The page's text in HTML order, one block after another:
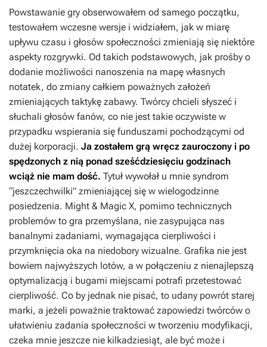
Powstawanie gry obserwowałem od samego początku,
testowałem wczesne wersje i widziałem, jak w miarę
upływu czasu i głosów społeczności zmieniają się niektóre
aspekty rozgrywki. Od takich podstawowych, jak prośby o
dodanie możliwości nanoszenia na mapę własnych
notatek, do zmiany całkiem poważnych założeń
zmieniających taktykę zabawy. Twórcy chcieli słyszeć i
słuchali głosów fanów, co nie jest takie oczywiste w
przypadku wspierania się funduszami pochodzącymi od
dużej korporacji. Ja zostałem grą wręcz zauroczony i po
spędzonych z nią ponad sześćdziesięciu godzinach
wciąż nie mam dość. Tytuł wywołał u mnie syndrom
“jeszczechwilki” zmieniającej się w wielogodzinne
posiedzenia. Might & Magic X, pomimo technicznych
problemów to gra przemyślana, nie zasypująca nas
banalnymi zadaniami, wymagająca cierpliwości i
przymknięcia oka na niedobory wizualne. Grafika nie jest
bowiem najwyższych lotów, a w połączeniu z nienajlepszą
optymalizacją i bugami miejscami potrafi przetestować
cierpliwość. Co by jednak nie pisać, to udany powrót starej
marki, a jeżeli poważnie traktować zapowiedzi twórców o
ułatwieniu zadania społeczności w tworzeniu modyfikacji,
czeka mnie jeszcze nie kilkadziesiąt, ale być może i